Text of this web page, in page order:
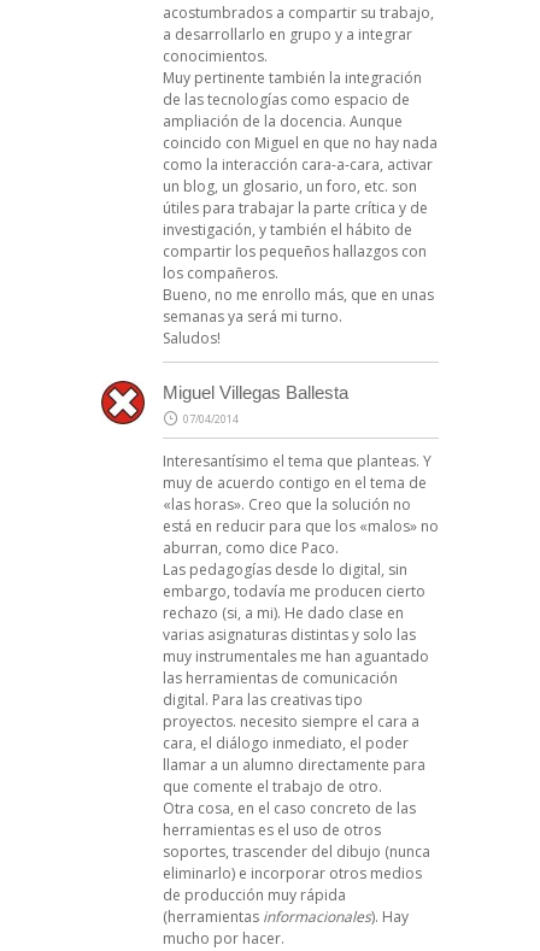
acostumbrados a compartir su trabajo,
a desarrollarlo en grupo y a integrar
conocimientos.
Muy pertinente también la integración
de las tecnologías como espacio de
ampliación de la docencia. Aunque
coincido con Miguel en que no hay nada
como la interacción cara-a-cara, activar
un blog, un glosario, un foro, etc. son
útiles para trabajar la parte crítica y de
investigación, y también el hábito de
compartir los pequeños hallazgos con
los compañeros.
Bueno, no me enrollo más, que en unas
semanas ya será mi turno.
Saludos!
Miguel Villegas Ballesta
07/04/2014
Interesantísimo el tema que planteas. Y
muy de acuerdo contigo en el tema de
«las horas». Creo que la solución no
está en reducir para que los «malos» no
aburran, como dice Paco.
Las pedagogías desde lo digital, sin
embargo, todavía me producen cierto
rechazo (si, a mi). He dado clase en
varias asignaturas distintas y solo las
muy instrumentales me han aguantado
las herramientas de comunicación
digital. Para las creativas tipo
proyectos. necesito siempre el cara a
cara, el diálogo inmediato, el poder
llamar a un alumno directamente para
que comente el trabajo de otro.
Otra cosa, en el caso concreto de las
herramientas es el uso de otros
soportes, trascender del dibujo (nunca
eliminarlo) e incorporar otros medios
de producción muy rápida
(herramientas informacionales). Hay
mucho por hacer.